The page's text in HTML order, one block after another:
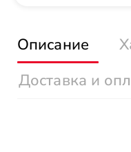
Описание
Доставка и